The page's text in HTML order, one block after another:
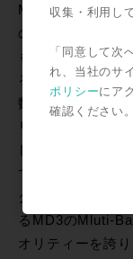
Mluti-Band
の効果、必要性は
もが一度は体感
ると思いますが
数クロスのポイン
リニアフェイズ処
てのパラメータ
クセス出来て追い
るMD3のMluti-
オリティーを誇
収集・利用し
「同意して次
れ、当社のサ
ポリシーにア
確認ください。